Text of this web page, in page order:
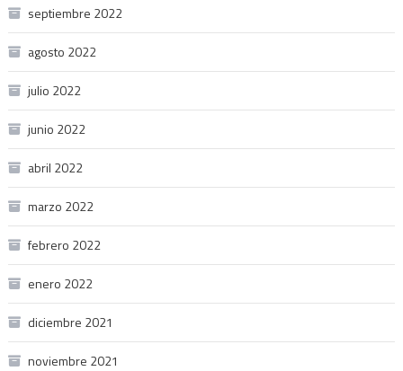
septiembre 2022
agosto 2022
julio 2022
junio 2022
abril 2022
marzo 2022
febrero 2022
enero 2022
diciembre 2021
noviembre 2021